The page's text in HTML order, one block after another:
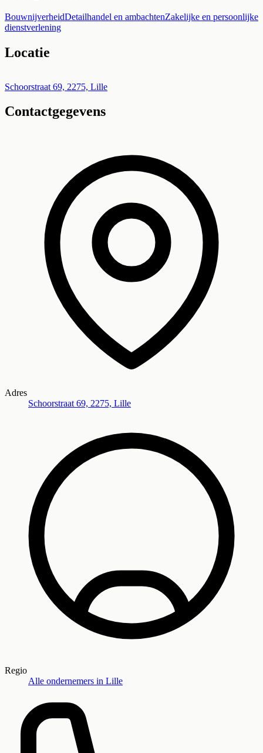
BouwnijverheidDetailhandel en ambachtenZakelijke en persoonlijke
dienstverlening
Locatie
+
−
Schoorstraat 69, 2275, Lille
Contactgegevens
Adres
Schoorstraat 69, 2275, Lille
Regio
Alle ondernemers in Lille